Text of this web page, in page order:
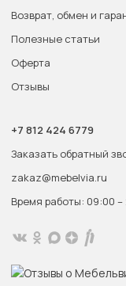
Возврат, обмен и
Полезные статьи
Оферта
Отзывы
+7 812 424 6779
Заказать обратный
zakaz@mebelvia.ru
Время работы: 09:00 –